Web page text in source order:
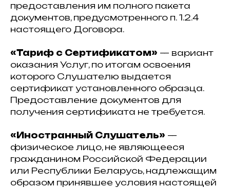
предоставления им полного пакета
документов, предусмотренного п. 1.2.4
настоящего Договора.
«Тариф с Сертификатом» — вариант
оказания Услуг, по итогам освоения
которого Слушателю выдается
сертификат установленного образца.
Предоставление документов для
получения сертификата не требуется.
«Иностранный Слушатель» —
физическое лицо, не являющееся
гражданином Российской Федерации
или Республики Беларусь, надлежащим
образом принявшее условия настоящей